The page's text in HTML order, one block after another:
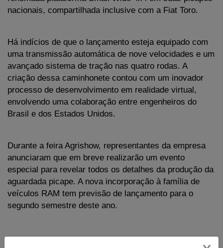
nacionais, compartilhada inclusive com a Fiat Toro.
Há indícios de que o lançamento esteja equipado com
uma transmissão automática de nove velocidades e um
avançado sistema de tração nas quatro rodas. A
criação dessa caminhonete contou com um inovador
processo de desenvolvimento em realidade virtual,
envolvendo uma colaboração entre engenheiros do
Brasil e dos Estados Unidos.
Durante a feira Agrishow, representantes da empresa
anunciaram que em breve realizarão um evento
especial para revelar todos os detalhes da produção da
aguardada picape. A nova incorporação à família de
veículos RAM tem previsão de lançamento para o
segundo semestre deste ano.
Entre as informações já desvendadas acerca